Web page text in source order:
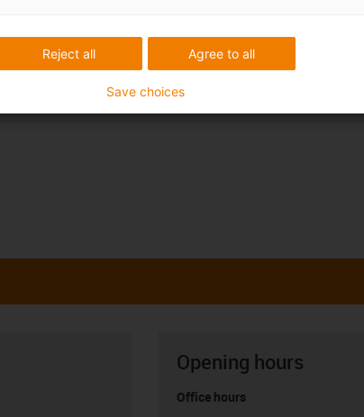
Opening hours
Office hours
Agree to all
Reject all
Save choices